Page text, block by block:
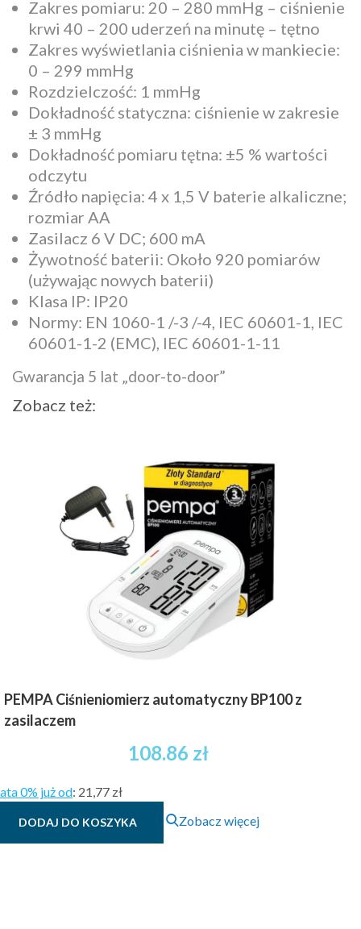
Zakres pomiaru: 20 – 280 mmHg – ciśnienie
krwi 40 – 200 uderzeń na minutę – tętno
Zakres wyświetlania ciśnienia w mankiecie:
0 – 299 mmHg
Rozdzielczość: 1 mmHg
Dokładność statyczna: ciśnienie w zakresie
± 3 mmHg
Dokładność pomiaru tętna: ±5 % wartości
odczytu
Źródło napięcia: 4 x 1,5 V baterie alkaliczne;
rozmiar AA
Zasilacz 6 V DC; 600 mA
Żywotność baterii: Około 920 pomiarów
(używając nowych baterii)
Klasa IP: IP20
Normy: EN 1060-1 /-3 /-4, IEC 60601-1, IEC
60601-1-2 (EMC), IEC 60601-1-11
Gwarancja 5 lat „door-to-door”
Zobacz też:
PEMPA Ciśnieniomierz automatyczny BP100 z
zasilaczem
108.86 zł
0% już od: 21,77 zł
DODAJ DO KOSZYKA Zobacz więcej